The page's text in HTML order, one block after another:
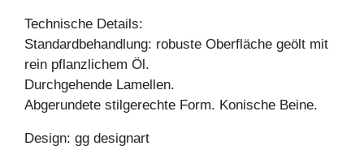
Technische Details:
Standardbehandlung: robuste Oberfläche geölt mit
rein pflanzlichem Öl.
Durchgehende Lamellen.
Abgerundete stilgerechte Form. Konische Beine.
Design: gg designart